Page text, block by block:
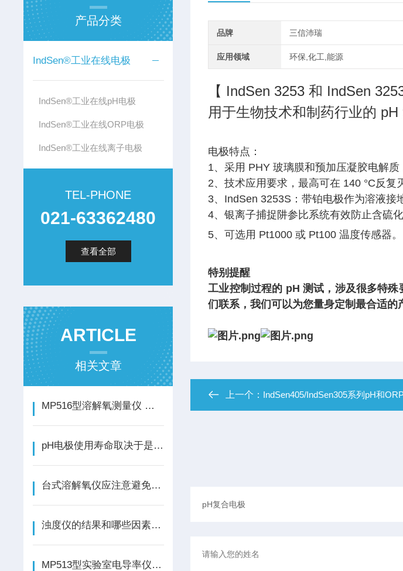
产品分类
IndSen®工业在线电极
IndSen®工业在线pH电极
IndSen®工业在线ORP电极
IndSen®工业在线离子电极
TEL-PHONE
021-63362480
查看全部
ARTICLE
相关文章
MP516型溶解氧测量仪 装 箱 单
pH电极使用寿命取决于是否正确使用
台式溶解氧仪应注意避免哪些影响测量的因素
浊度仪的结果和哪些因素有关
MP513型实验室电导率仪的特点
品牌 三信沛瑞
应用领域 环保,化工,能源
【 IndSen 3253 和 IndSen
用于生物技术和制药行业的
电极特点 ：
1、采用 PHY 玻璃膜和预加压凝胶电解
2、技术应用要求，最高可在 140 °C反复
3、IndSen 3253S：带铂电极作为溶液接
4、银离子捕捉阱参比系统有效防止含硫
5、可选用 Pt1000 或 Pt100 温度传感器。
特别提醒
工业控制过程的 pH 测试，涉及很多特
们联系，我们可以为您量身定制最合适的
上一个： IndSen405/IndSen305系列pH和ORP复